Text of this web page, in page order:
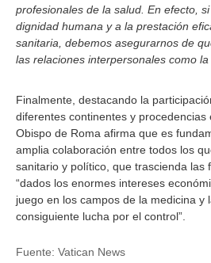
profesionales de la salud. En efecto,
dignidad humana y a la prestación
sanitaria, debemos asegurarnos de
las relaciones interpersonales como la
Finalmente, destacando la
diferentes continentes y procedencias
Obispo de Roma afirma que es
amplia colaboración entre todos los
sanitario y político, que trascienda las
“dados los enormes intereses
juego en los campos de la medicina y
consiguiente lucha por el control”.
Fuente: Vatican News